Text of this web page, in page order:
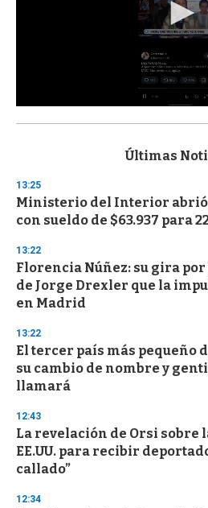
s
d
s
o
f
3
s
e
c
o
d
s
Últimas
13:25
Ministerio del Interior
con sueldo de $63.937 para
13:22
Florencia Núñez: su gira por
de Jorge Drexler que la
en Madrid
13:22
El tercer país más pequeño
su cambio de nombre y
llamará
12:43
La revelación de Orsi sobre
EE.UU. para recibir
callado”
12:34